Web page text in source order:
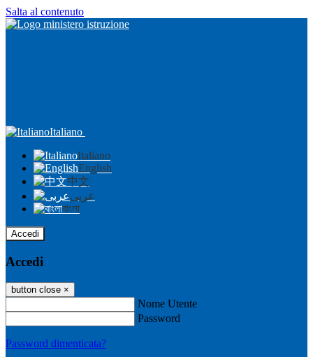
Salta al contenuto
Italiano
Italiano
English
中文
عربى
বাংলা
Accedi
Accedi
button close ×
Nome Utente
Password
Password dimenticata?